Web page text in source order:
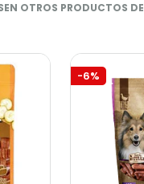
OTROS PRODUCTOS DE
-6%